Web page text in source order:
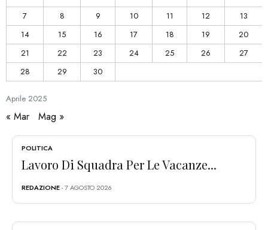
Aprile 2025
7
8 9 10 11 12
13
14
15 16 17 18 19
20
21
22 23 24 25 26
27
28
29 30
« Mar Mag »
POLITICA
Lavoro Di Squadra Per Le Vacanze...
REDAZIONE- 7 AGOSTO 2026